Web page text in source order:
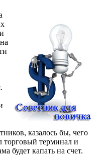
казалось бы, чего
торговый терминал и
будет капать на счет.